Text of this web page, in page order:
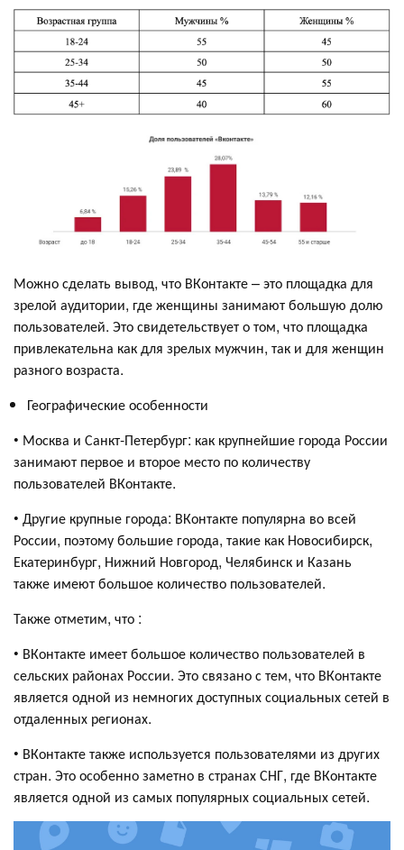
Можно сделать вывод, что ВКонтакте – это площадка для
зрелой аудитории, где женщины занимают большую долю
пользователей. Это свидетельствует о том, что площадка
привлекательна как для зрелых мужчин, так и для женщин
разного возраста.
Географические особенности
• Москва и Санкт-Петербург: как крупнейшие города России
занимают первое и второе место по количеству
пользователей ВКонтакте.
• Другие крупные города: ВКонтакте популярна во всей
России, поэтому большие города, такие как Новосибирск,
Екатеринбург, Нижний Новгород, Челябинск и Казань
также имеют большое количество пользователей.
Также отметим, что :
• ВКонтакте имеет большое количество пользователей в
сельских районах России. Это связано с тем, что ВКонтакте
является одной из немногих доступных социальных сетей в
отдаленных регионах.
• ВКонтакте также используется пользователями из других
стран. Это особенно заметно в странах СНГ, где ВКонтакте
является одной из самых популярных социальных сетей.